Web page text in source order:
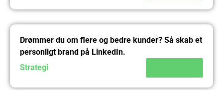
Drømmer du om flere og bedre kunder? Så skab et
personligt brand på LinkedIn.
Strategi